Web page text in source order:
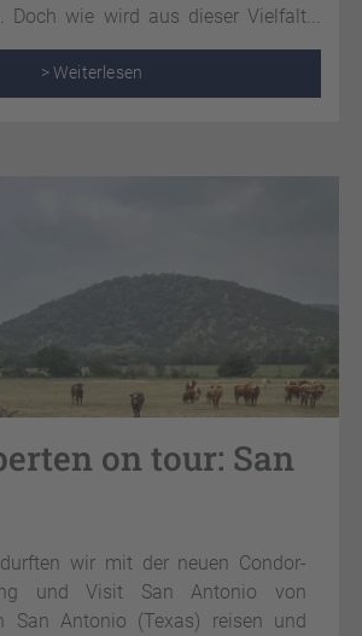
Doch wie wird aus dieser Vielfalt
Rundreise? Bei uns finden Sie
Routeninspiration mit
damit Ihr Urlaub an der Ostküste
> Weiterlesen
on tour: San
wir mit der neuen Condor-
und Visit San Antonio von
San Antonio (Texas) reisen und